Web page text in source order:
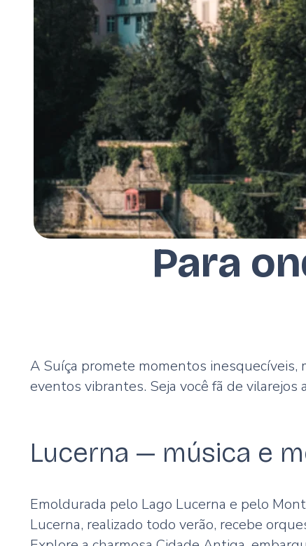
Para
A Suíça promete momentos
eventos vibrantes. Seja você fã de
Lucerna — música e
Emoldurada pelo Lago Lucerna e pelo
Lucerna, realizado todo verão, recebe